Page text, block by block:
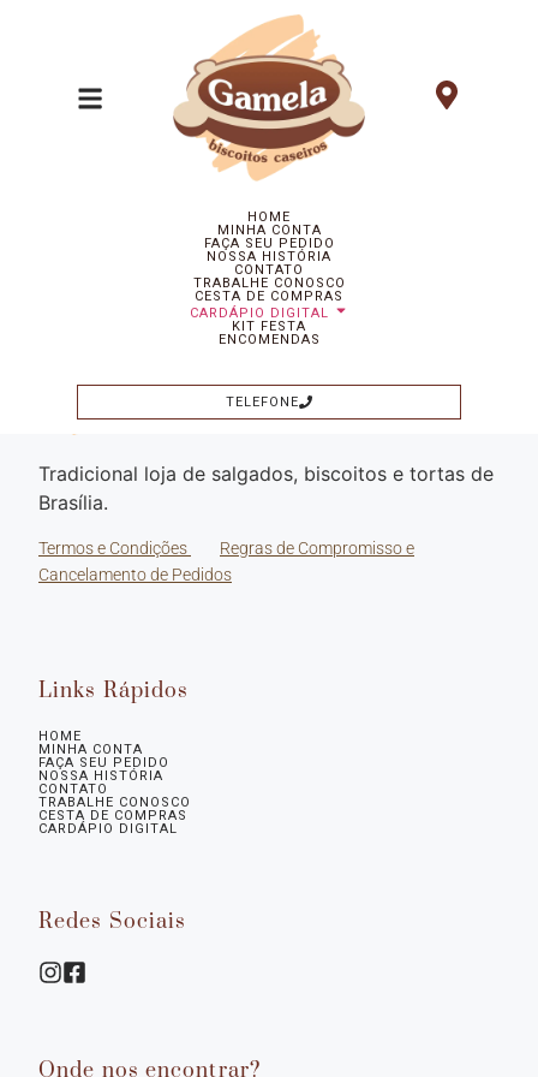
HOME
MINHA CONTA
FAÇA SEU PEDIDO
NOSSA HISTÓRIA
CONTATO
TRABALHE CONOSCO
CESTA DE COMPRAS
CARDÁPIO DIGITAL
KIT FESTA
ENCOMENDAS
TELEFONE
Folhados Tortas Doces
Doces Biscoitos
Tradicional loja de salgados, biscoitos e tortas de
Brasília.
Termos e Condições
Regras de Compromisso e
Cancelamento de Pedidos
Links Rápidos
HOME
MINHA CONTA
FAÇA SEU PEDIDO
NOSSA HISTÓRIA
CONTATO
TRABALHE CONOSCO
CESTA DE COMPRAS
CARDÁPIO DIGITAL
Redes Sociais
Onde nos encontrar?